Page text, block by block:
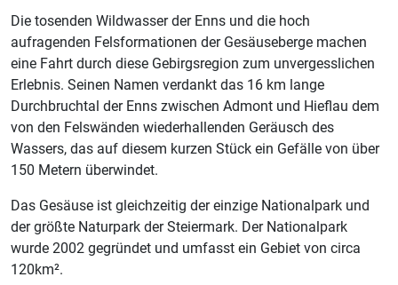
Die tosenden Wildwasser der Enns und die hoch
aufragenden Felsformationen der Gesäuseberge machen
eine Fahrt durch diese Gebirgsregion zum unvergesslichen
Erlebnis. Seinen Namen verdankt das 16 km lange
Durchbruchtal der Enns zwischen Admont und Hieflau dem
von den Felswänden wiederhallenden Geräusch des
Wassers, das auf diesem kurzen Stück ein Gefälle von über
150 Metern überwindet.
Das Gesäuse ist gleichzeitig der einzige Nationalpark und
der größte Naturpark der Steiermark. Der Nationalpark
wurde 2002 gegründet und umfasst ein Gebiet von circa
120km².